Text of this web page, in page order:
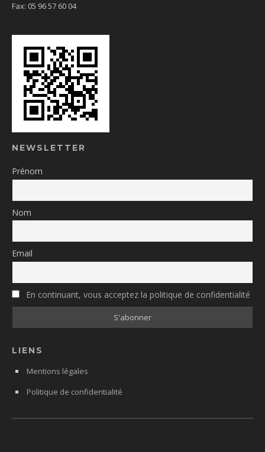
Fax: 05 96 57 60 04
NEWSLETTER
Prénom
Nom
Email
En continuant, vous acceptez la politique de confidentialité
LIENS
Mentions légales
Politique de confidentialité